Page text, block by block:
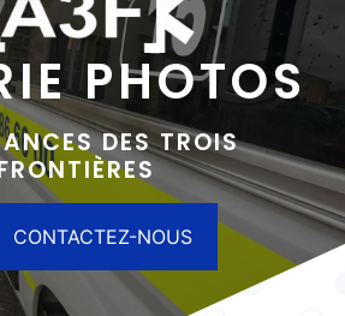
PHOTOS
DES TROIS
CONTACTEZ-NOUS